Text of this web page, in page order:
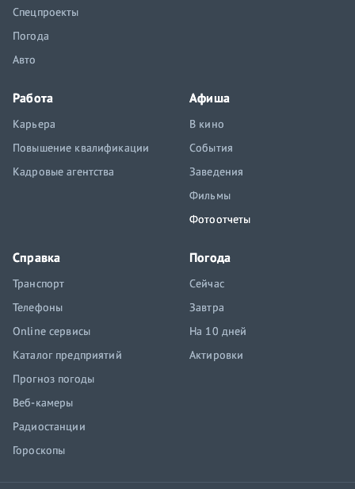
Спецпроекты
Погода
Авто
Работа
Карьера
Повышение квалификации
Кадровые агентства
Афиша
В кино
События
Заведения
Фильмы
Фотоотчеты
Справка
Транспорт
Телефоны
Online сервисы
Каталог предприятий
Прогноз погоды
Веб-камеры
Радиостанции
Гороскопы
Погода
Сейчас
Завтра
На 10 дней
Актировки